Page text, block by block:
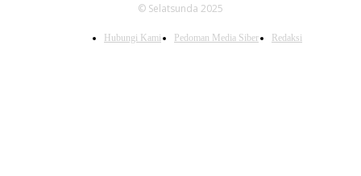
© Selatsunda 2025
Hubungi Kami Pedoman Media Siber Redaksi